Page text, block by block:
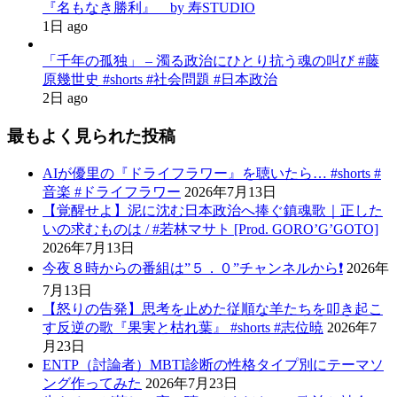
『名もなき勝利』 by 寿STUDIO
1日 ago
「千年の孤独」 – 濁る政治にひとり抗う魂の叫び #藤
原幾世史 #shorts #社会問題 #日本政治
2日 ago
最もよく見られた投稿
AIが優里の『ドライフラワー』を聴いたら… #shorts #
音楽 #ドライフラワー 2026年7月13日
【覚醒せよ】泥に沈む日本政治へ捧ぐ鎮魂歌｜正した
いの求むものは / #若林マサト [Prod. GORO’G’GOTO]
2026年7月13日
今夜８時からの番組は”５．０”チャンネルから❗️ 2026年
7月13日
【怒りの告発】思考を止めた従順な羊たちを叩き起こ
す反逆の歌『果実と枯れ葉』 #shorts #志位暁 2026年7
月23日
ENTP（討論者）MBTI診断の性格タイプ別にテーマソ
ング作ってみた 2026年7月23日